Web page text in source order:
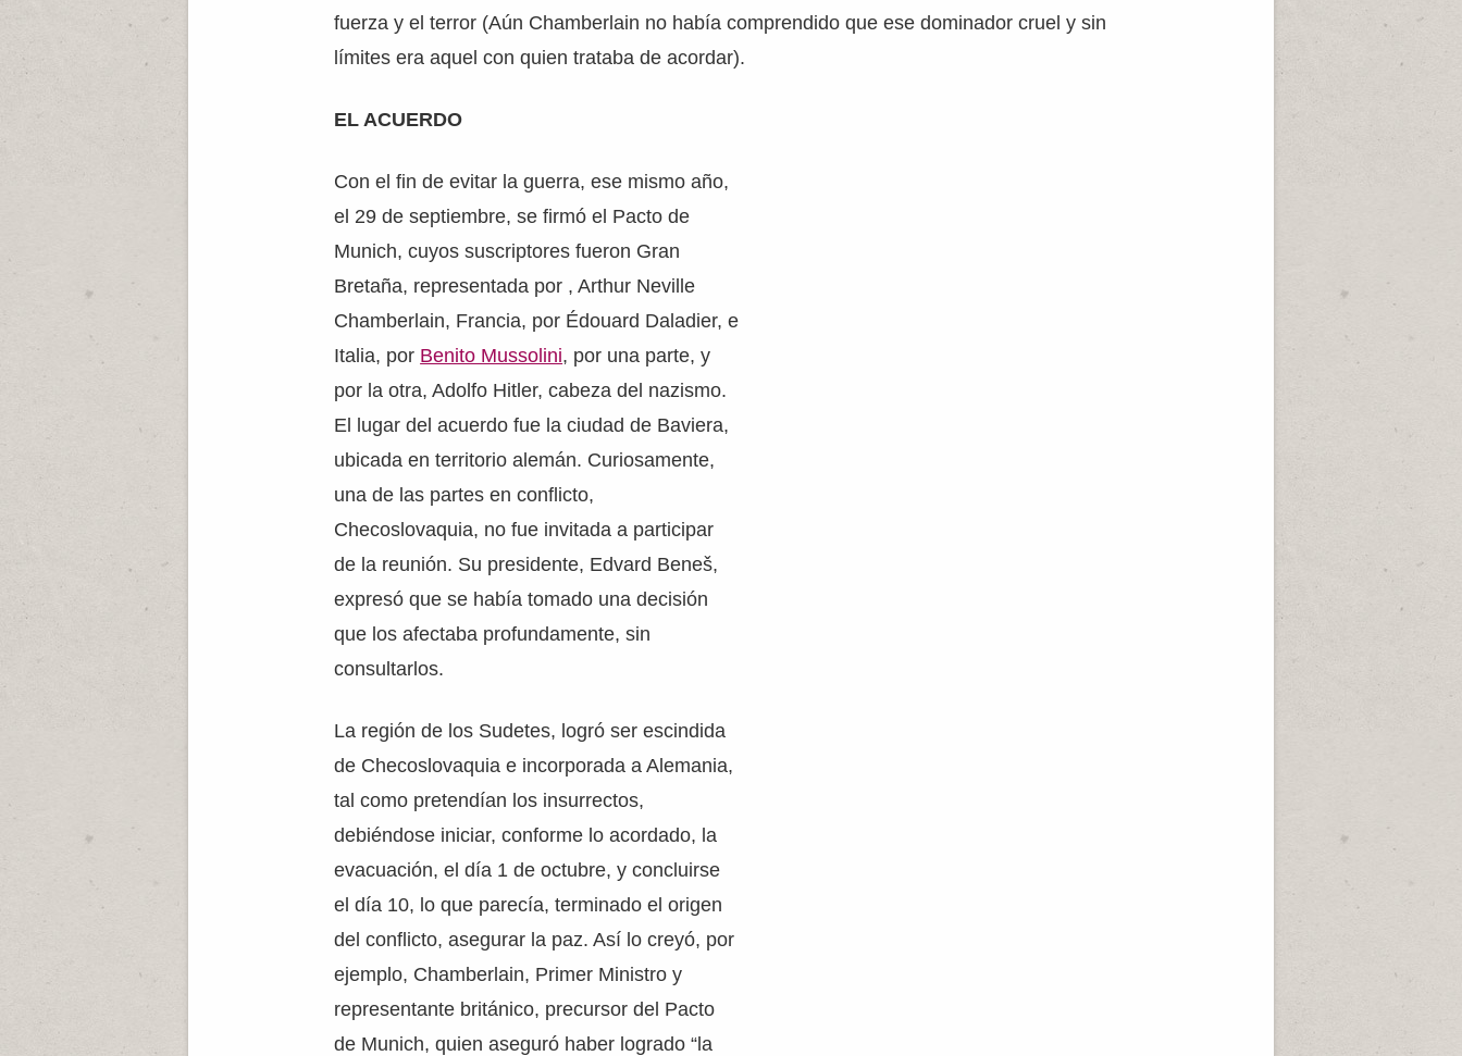
fuerza y el terror (Aún Chamberlain no había comprendido que ese dominador cruel y sin
límites era aquel con quien trataba de acordar).
EL ACUERDO
Con el fin de evitar la guerra, ese mismo año,
el 29 de septiembre, se firmó el Pacto de
Munich, cuyos suscriptores fueron Gran
Bretaña, representada por , Arthur Neville
Chamberlain, Francia, por Édouard Daladier, e
Italia, por Benito Mussolini, por una parte, y
por la otra, Adolfo Hitler, cabeza del nazismo.
El lugar del acuerdo fue la ciudad de Baviera,
ubicada en territorio alemán. Curiosamente,
una de las partes en conflicto,
Checoslovaquia, no fue invitada a participar
de la reunión. Su presidente, Edvard Beneš,
expresó que se había tomado una decisión
que los afectaba profundamente, sin
consultarlos.
La región de los Sudetes, logró ser escindida
de Checoslovaquia e incorporada a Alemania,
tal como pretendían los insurrectos,
debiéndose iniciar, conforme lo acordado, la
evacuación, el día 1 de octubre, y concluirse
el día 10, lo que parecía, terminado el origen
del conflicto, asegurar la paz. Así lo creyó, por
ejemplo, Chamberlain, Primer Ministro y
representante británico, precursor del Pacto
de Munich, quien aseguró haber logrado “la